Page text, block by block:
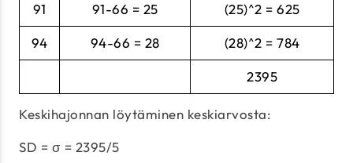
91 91-66 = 25 (25)^2 = 625
94 94-66 = 28 (28)^2 = 784
2395
Keskihajonnan löytäminen keskiarvosta:
SD = σ = 2395/5